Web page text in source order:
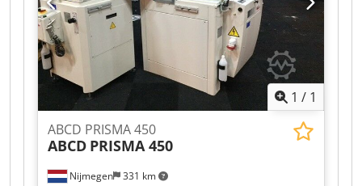
1 / 1
Nijmegen 331 km
ABCD PRISMA 450
ABCD PRISMA 450